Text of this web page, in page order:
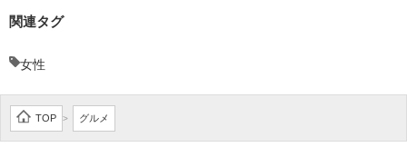
関連タグ
女性
TOP > グルメ